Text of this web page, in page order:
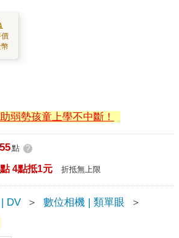
弱勢孩童上學不中斷！
55點 ?
4點抵1元 折抵無上限
DV ＞ 數位相機 | 類單眼
＞